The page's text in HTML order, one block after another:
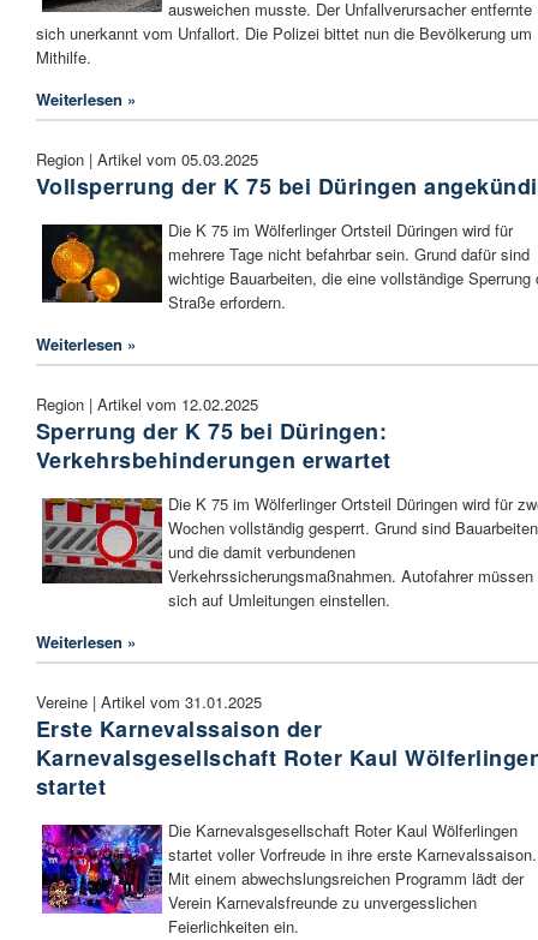
ausweichen musste. Der Unfallverursacher entfernte
sich unerkannt vom Unfallort. Die Polizei bittet nun die Bevölkerung um
Mithilfe.
Weiterlesen »
Region | Artikel vom 05.03.2025
Vollsperrung der K 75 bei Düringen
Die K 75 im Wölferlinger Ortsteil Düringen wird für
mehrere Tage nicht befahrbar sein. Grund dafür sind
wichtige Bauarbeiten, die eine vollständige Sperrung
Straße erfordern.
Weiterlesen »
Region | Artikel vom 12.02.2025
Sperrung der K 75 bei Düringen:
Verkehrsbehinderungen erwartet
Die K 75 im Wölferlinger Ortsteil Düringen wird für
Wochen vollständig gesperrt. Grund sind Bauarbeiten
und die damit verbundenen
Verkehrssicherungsmaßnahmen. Autofahrer müssen
sich auf Umleitungen einstellen.
Weiterlesen »
Vereine | Artikel vom 31.01.2025
Erste Karnevalssaison der
Karnevalsgesellschaft Roter Kaul
startet
Die Karnevalsgesellschaft Roter Kaul Wölferlingen
startet voller Vorfreude in ihre erste Karnevalssaison.
Mit einem abwechslungsreichen Programm lädt der
Verein Karnevalsfreunde zu unvergesslichen
Feierlichkeiten ein.